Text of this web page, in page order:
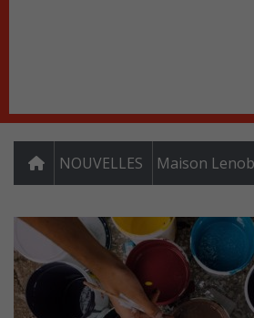
NOUVELLES Maison